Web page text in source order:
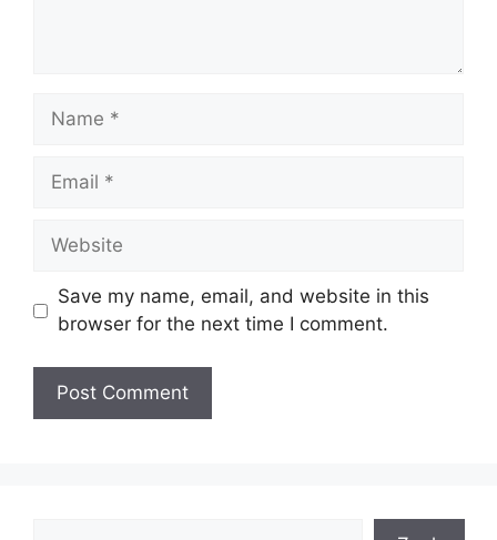
Name
Email
Website
Save my name, email, and website in this
browser for the next time I comment.